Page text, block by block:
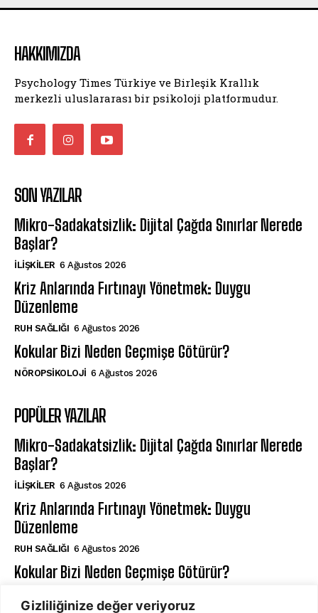
Gizliliğinize değer veriyoruz
HAKKIMIZDA
Psychology Times Türkiye ve Birleşik Krallık
merkezli uluslararası bir psikoloji platformudur.
SON YAZILAR
Mikro-Sadakatsizlik: Dijital Çağda Sınırlar Nerede
Başlar?
İLIŞKILER 6 Ağustos 2026
Kriz Anlarında Fırtınayı Yönetmek: Duygu
Düzenleme
⁠RUH SAĞLIĞI 6 Ağustos 2026
Kokular Bizi Neden Geçmişe Götürür?
NÖROPSIKOLOJI 6 Ağustos 2026
POPÜLER YAZILAR
Mikro-Sadakatsizlik: Dijital Çağda Sınırlar Nerede
Başlar?
İLIŞKILER 6 Ağustos 2026
Kriz Anlarında Fırtınayı Yönetmek: Duygu
Düzenleme
⁠RUH SAĞLIĞI 6 Ağustos 2026
Kokular Bizi Neden Geçmişe Götürür?